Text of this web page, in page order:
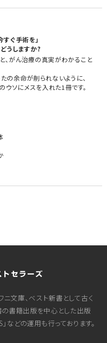
すぐ手術を」
うしますか?
、がん治療の真実がわかること
の余命が削られないように、
ソにメスを入れた1冊です。
ニ文庫、ベスト新書として古く
書籍出版を中心とした出版
などの運用も行っております。